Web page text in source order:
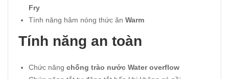
Fry
Tính năng hâm nóng thức ăn Warm
Tính năng an toàn
Chức năng chống trào nước Water overflow